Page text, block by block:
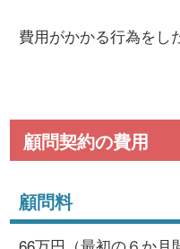
費用がかかる行為をし
顧問契約の費用
顧問料